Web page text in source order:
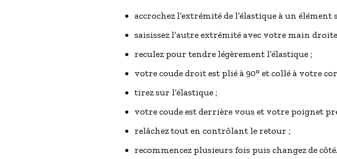
accrochez l’extrémité de l’élastique à un
saisissez l’autre extrémité avec votre main
reculez pour tendre légèrement l’élastique ;
votre coude droit est plié à 90° et collé à votre
tirez sur l’élastique ;
votre coude est derrière vous et votre poignet
relâchez tout en contrôlant le retour ;
recommencez plusieurs fois puis changez de côté.